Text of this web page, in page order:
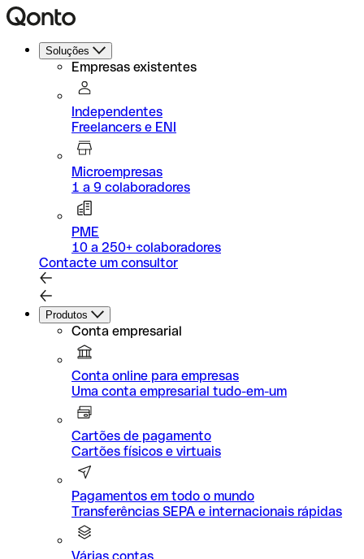
Soluções
Empresas existentes
Independentes
Freelancers e ENI
Microempresas
1 a 9 colaboradores
PME
10 a 250+ colaboradores
Contacte um consultor
Produtos
Conta empresarial
Conta online para empresas
Uma conta empresarial tudo-em-um
Cartões de pagamento
Cartões físicos e virtuais
Pagamentos em todo o mundo
Transferências SEPA e internacionais rápidas